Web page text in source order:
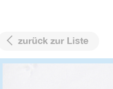
zurück zur Liste